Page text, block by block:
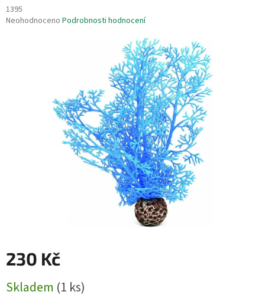
1395
Průměrné
Neohodnoceno Podrobnosti hodnocení
230 Kč
cena:
Skladem (1 ks)